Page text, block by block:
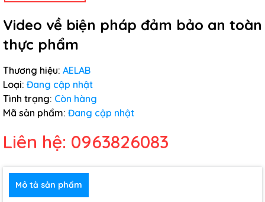
Video về biện pháp đảm bảo an toàn
thực phẩm
Thương hiệu: AELAB
Loại: Đang cập nhật
Tình trạng: Còn hàng
Mã sản phẩm: Đang cập nhật
Liên hệ: 0963826083
Mô tả sản phẩm